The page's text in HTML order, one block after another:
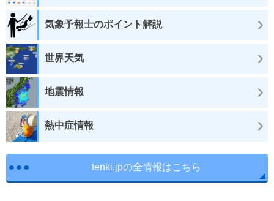
気象予報士のポイント解説
世界天気
地震情報
熱中症情報
tenki.jpの全情報はこちら